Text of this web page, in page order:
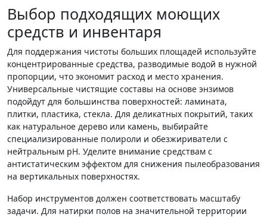
Выбор подходящих моющих
средств и инвентаря
Для поддержания чистоты больших площадей используйте
концентрированные средства, разводимые водой в нужной
пропорции, что экономит расход и место хранения.
Универсальные чистящие составы на основе энзимов
подойдут для большинства поверхностей: ламината,
плитки, пластика, стекла. Для деликатных покрытий, таких
как натуральное дерево или камень, выбирайте
специализированные полироли и обезжириватели с
нейтральным pH. Уделите внимание средствам с
антистатическим эффектом для снижения пылеобразования
на вертикальных поверхностях.
Набор инструментов должен соответствовать масштабу
задачи. Для натирки полов на значительной территории